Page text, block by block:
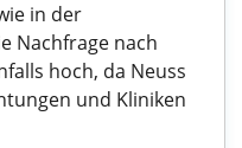
in der
Nachfrage nach
hoch, da Neuss
und Kliniken